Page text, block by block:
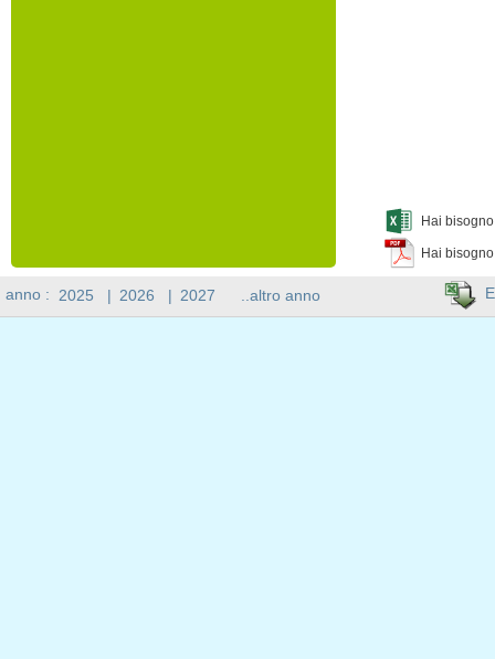
Hai
Hai
anno : 2025 | 2026 | 2027 ..altro anno